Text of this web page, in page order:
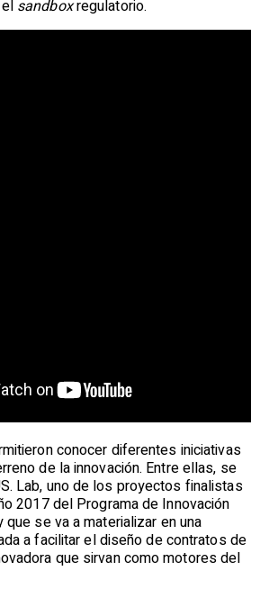
sandboxregulatorio.
conocer diferentes iniciativas
de la innovación. Entre ellas, se
Lab, uno de los proyectos finalistas
2017 del Programa de Innovación
que se va a materializar en una
a facilitar el diseño de contratos de
que sirvan como motores del